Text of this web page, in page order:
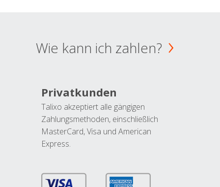
Wie kann ich zahlen?
Privatkunden
Talixo akzeptiert alle gängigen
Zahlungsmethoden, einschließlich
MasterCard, Visa und American
Express.